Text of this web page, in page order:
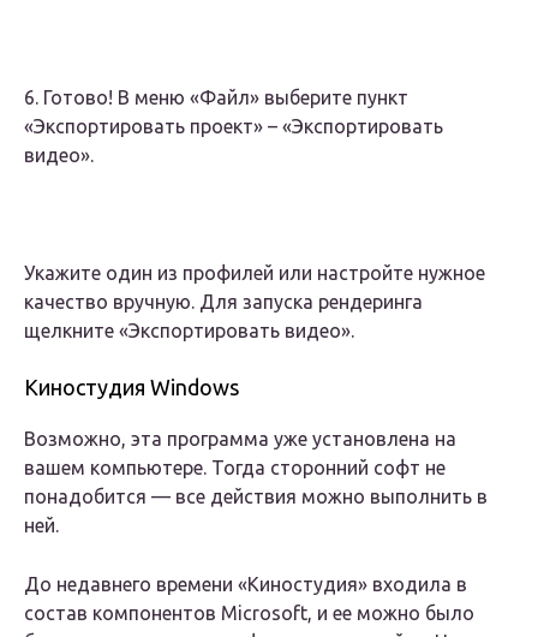
6. Готово! В меню «Файл» выберите пункт
«Экспортировать проект» – «Экспортировать
видео».
Укажите один из профилей или настройте нужное
качество вручную. Для запуска рендеринга
щелкните «Экспортировать видео».
Киностудия Windows
Возможно, эта программа уже установлена на
вашем компьютере. Тогда сторонний софт не
понадобится — все действия можно выполнить в
ней.
До недавнего времени «Киностудия» входила в
состав компонентов Microsoft, и ее можно было